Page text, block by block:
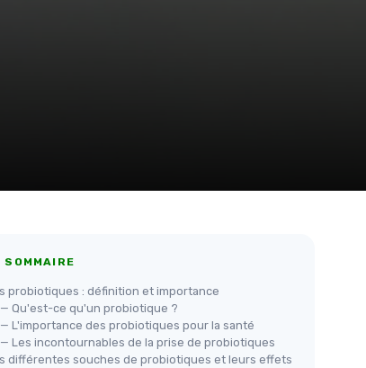
SOMMAIRE
probiotiques : définition et importance
— Qu'est-ce qu'un probiotique ?
— L'importance des probiotiques pour la santé
— Les incontournables de la prise de probiotiques
différentes souches de probiotiques et leurs effets